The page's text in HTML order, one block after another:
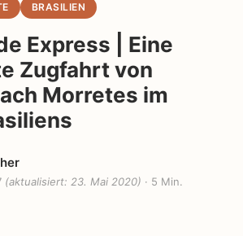
BRASILIEN
Express | Eine
Zugfahrt von
Morretes im
(aktualisiert: 23. Mai 2020) · 5 Min.